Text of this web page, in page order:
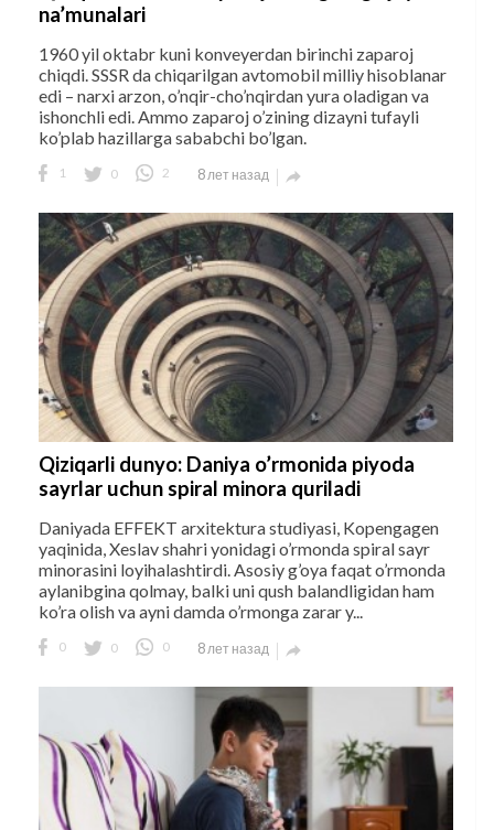
na’munalari
1960 yil oktabr kuni konveyerdan birinchi zaparoj
chiqdi. SSSR da chiqarilgan avtomobil milliy hisoblanar
edi – narxi arzon, o’nqir-cho’nqirdan yura oladigan va
ishonchli edi. Ammo zaparoj o’zining dizayni tufayli
ko’plab hazillarga sababchi bo’lgan.
1 0 2 8 лет назад 
Qiziqarli dunyo: Daniya o’rmonida piyoda
sayrlar uchun spiral minora quriladi
Daniyada EFFEKT arxitektura studiyasi, Kopengagen
yaqinida, Xeslav shahri yonidagi o’rmonda spiral sayr
minorasini loyihalashtirdi. Asosiy g’oya faqat o’rmonda
aylanibgina qolmay, balki uni qush balandligidan ham
ko’ra olish va ayni damda o’rmonga zarar y...
0 0 0 8 лет назад 